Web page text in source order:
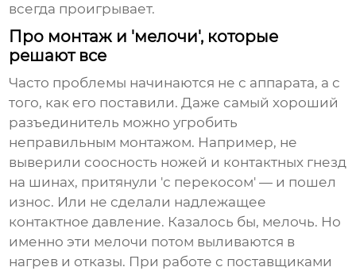
всегда проигрывает.
Про монтаж и 'мелочи', которые
решают все
Часто проблемы начинаются не с аппарата, а с
того, как его поставили. Даже самый хороший
разъединитель можно угробить
неправильным монтажом. Например, не
выверили соосность ножей и контактных гнезд
на шинах, притянули 'с перекосом' — и пошел
износ. Или не сделали надлежащее
контактное давление. Казалось бы, мелочь. Но
именно эти мелочи потом выливаются в
нагрев и отказы. При работе с поставщиками